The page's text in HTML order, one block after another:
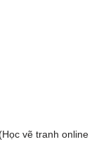
vẽ tranh online